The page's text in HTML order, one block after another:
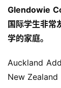
关
于
伦
Glendowie
国际学生非常
学的家庭。
Auckland
New Zealand